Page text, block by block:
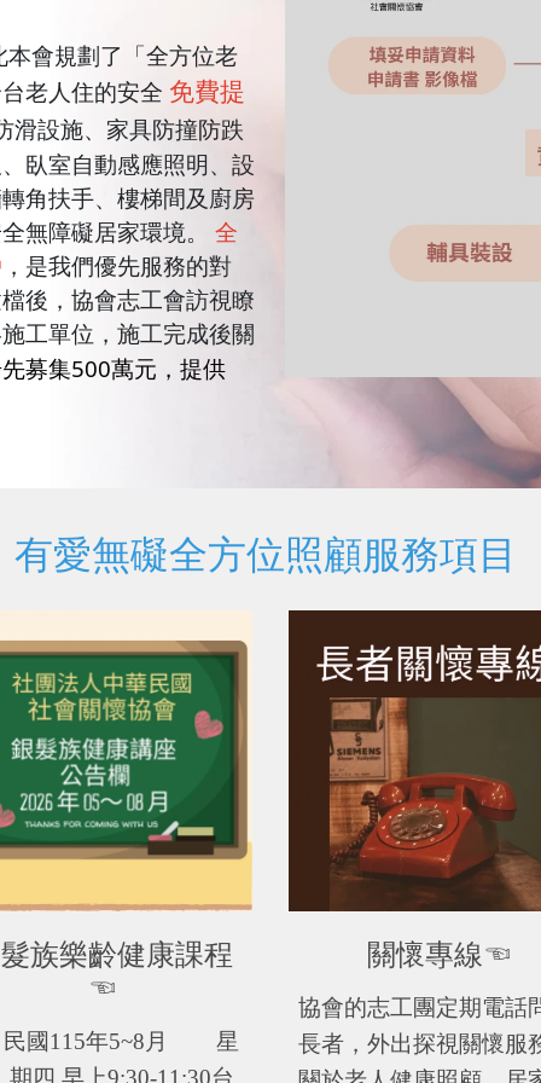
會規劃了「全方位老
老人住的安全 免費提
滑設施、家具防撞防跌
臥室自動感應照明、設
角扶手、樓梯間及廚房
無障礙居家環境。 全
，是我們優先服務的對
後，協會志工會訪視瞭
工單位，施工完成後關
募集500萬元，提供
有愛無礙全方位照顧服務項目
族樂齡健康課程
民國115年5~8月 星
期四 早上9:30-11:30台
關懷專線☜
協會的志工團定期電話
長者，外出探視關懷服